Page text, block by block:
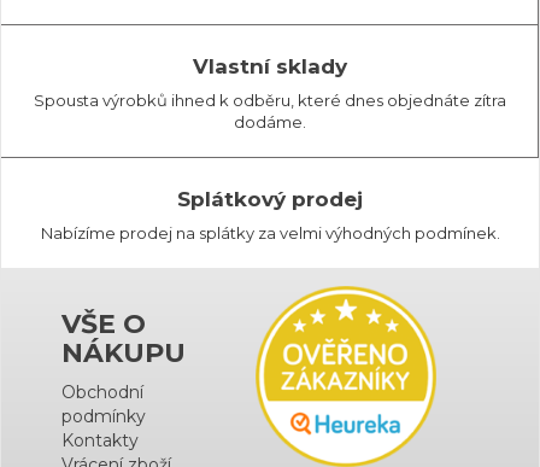
Vlastní sklady
Spousta výrobků ihned k odběru, které dnes objednáte zítra
dodáme.
Splátkový prodej
Nabízíme prodej na splátky za velmi výhodných podmínek.
VŠE O
NÁKUPU
Obchodní
podmínky
Kontakty